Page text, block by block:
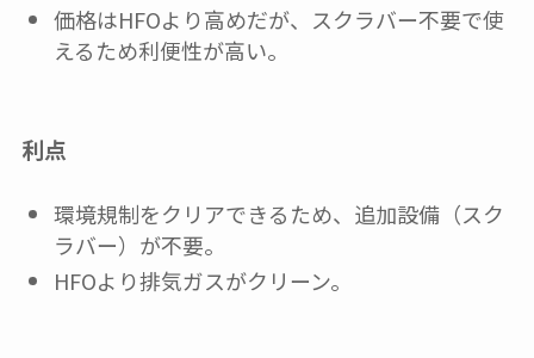
価格はHFOより高めだが、スクラバー不要で使
えるため利便性が高い。
利点
環境規制をクリアできるため、追加設備（スク
ラバー）が不要。
HFOより排気ガスがクリーン。